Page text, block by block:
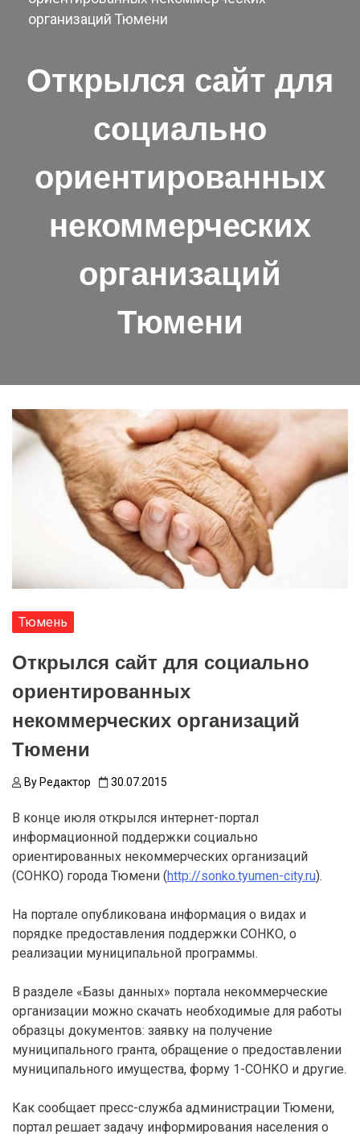
организаций Тюмени
Открылся сайт для
социально
ориентированных
некоммерческих
организаций
Тюмени
Тюмень
Открылся сайт для социально
ориентированных
некоммерческих организаций
Тюмени
By Редактор 30.07.2015
В конце июля открылся интернет-портал
информационной поддержки социально
ориентированных некоммерческих организаций
(СОНКО) города Тюмени (http://sonko.tyumen-city.ru).
На портале опубликована информация о видах и
порядке предоставления поддержки СОНКО, о
реализации муниципальной программы.
В разделе «Базы данных» портала некоммерческие
организации можно скачать необходимые для работы
образцы документов: заявку на получение
муниципального гранта, обращение о предоставлении
муниципального имущества, форму 1-СОНКО и другие.
Как сообщает пресс-служба администрации Тюмени,
портал решает задачу информирования населения о